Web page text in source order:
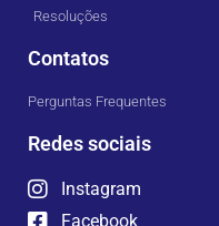
Resoluções
Contatos
Perguntas Frequentes
Redes sociais
Instagram
Facebook